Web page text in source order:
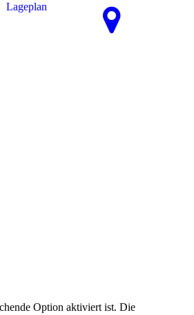
La­ge­plan
Option aktiviert ist. Die